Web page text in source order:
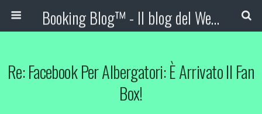
Booking Blog™ - Il blog del Web Marketing Turistico
Re: Facebook Per Albergatori: È Arrivato Il Fan
Box!